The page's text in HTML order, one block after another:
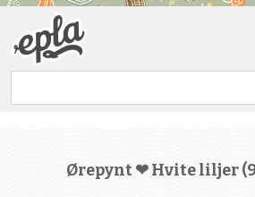
Ørepynt ❤ Hvite liljer